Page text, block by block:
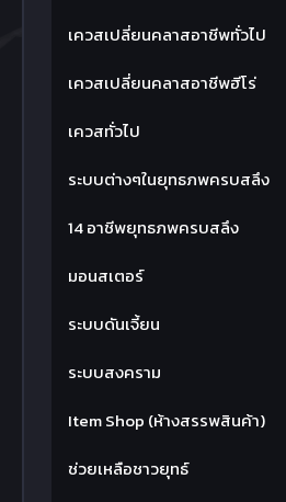
เควสเปลี่ยนคลาสอาชีพทั่วไป
เควสเปลี่ยนคลาสอาชีพฮีโร่
เควสทั่วไป
ระบบต่างๆในยุทธภพครบสลึง
14 อาชีพยุทธภพครบสลึง
มอนสเตอร์
ระบบดันเจี้ยน
ระบบสงคราม
Item Shop (ห้างสรรพสินค้า)
ช่วยเหลือชาวยุทธ์